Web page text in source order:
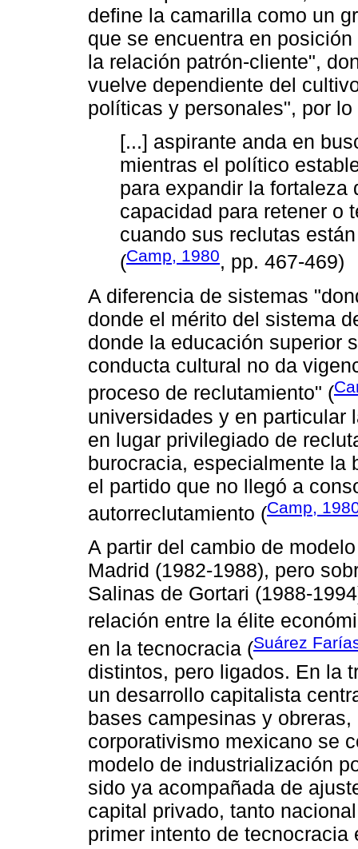
define la camarilla como un
que se encuentra en
la relación patrón-cliente",
vuelve dependiente del
políticas y personales", por lo
[...] aspirante anda en
mientras el político
para expandir la
capacidad para retener o
cuando sus reclutas
(Camp, 1980, pp. 467-469)
A diferencia de sistemas
donde el mérito del sistema
donde la educación superior
conducta cultural no da
proceso de reclutamiento" (
universidades y en particular
en lugar privilegiado de
burocracia, especialmente la
el partido que no llegó a
autorreclutamiento (Camp,
A partir del cambio de
Madrid (1982-1988), pero
Salinas de Gortari (1988-
relación entre la élite
en la tecnocracia (Suárez
distintos, pero ligados. En la
un desarrollo capitalista
bases campesinas y
corporativismo mexicano se
modelo de industrialización
sido ya acompañada de
capital privado, tanto
primer intento de